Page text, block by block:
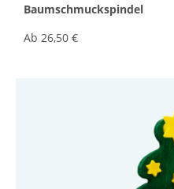
Baumschmuckspindel
Ab 26,50 €